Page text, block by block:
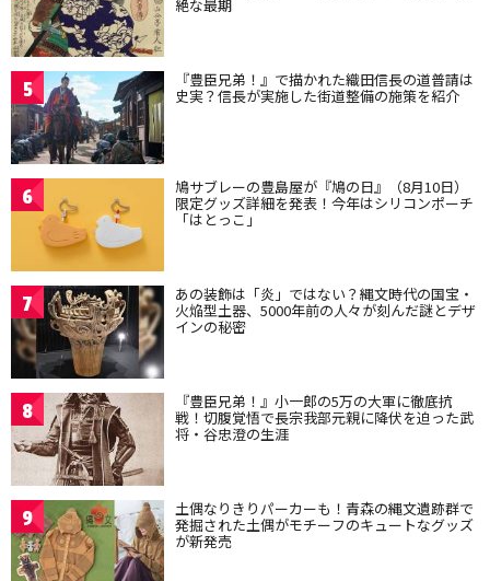
絶な最期
5 『豊臣兄弟！』で描かれた織田信長の道普請は
史実？信長が実施した街道整備の施策を紹介
6 鳩サブレーの豊島屋が『鳩の日』（8月10日）
限定グッズ詳細を発表！今年はシリコンポーチ
「はとっこ」
7 あの装飾は「炎」ではない？縄文時代の国宝・
火焔型土器、5000年前の人々が刻んだ謎とデザ
インの秘密
8 『豊臣兄弟！』小一郎の5万の大軍に徹底抗
戦！切腹覚悟で長宗我部元親に降伏を迫った武
将・谷忠澄の生涯
9 土偶なりきりパーカーも！青森の縄文遺跡群で
発掘された土偶がモチーフのキュートなグッズ
が新発売